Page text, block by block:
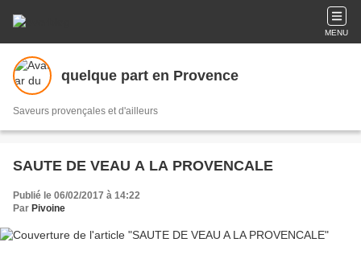
MENU
quelque part en Provence
Saveurs provençales et d'ailleurs
SAUTE DE VEAU A LA PROVENCALE
Publié le 06/02/2017 à 14:22
Par Pivoine